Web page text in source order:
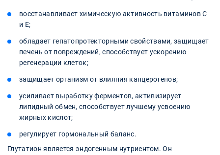
восстанавливает химическую активность витаминов С
и Е;
обладает гепатопротекторными свойствами, защищает
печень от повреждений, способствует ускорению
регенерации клеток;
защищает организм от влияния канцерогенов;
усиливает выработку ферментов, активизирует
липидный обмен, способствует лучшему усвоению
жирных кислот;
регулирует гормональный баланс.
Глутатион является эндогенным нутриентом. Он